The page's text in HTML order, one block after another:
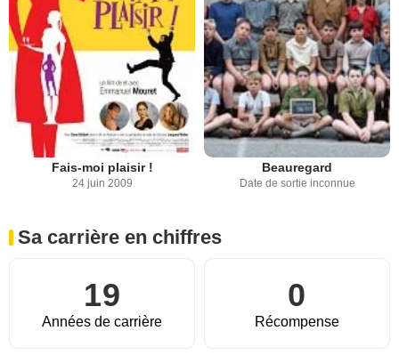
Fais-moi plaisir !
24 juin 2009
Beauregard
Date de sortie inconnue
Sa carrière en chiffres
19
Années de carrière
0
Récompense